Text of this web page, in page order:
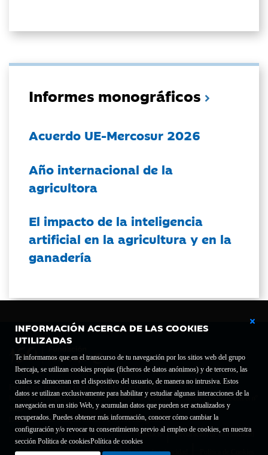
INFORMACIÓN ACERCA DE LAS COOKIES
UTILIZADAS
Te informamos que en el transcurso de tu navegación por los sitios web del grupo
Ibercaja, se utilizan cookies propias (ficheros de datos anónimos) y de terceros, las
cuales se almacenan en el dispositivo del usuario, de manera no intrusiva. Estos
datos se utilizan exclusivamente para habilitar y estudiar algunas interacciones de la
navegación en un sitio Web, y acumulan datos que pueden ser actualizados y
recuperados. Puedes obtener más información, conocer cómo cambiar la
configuración y/o revocar tu consentimiento previo al empleo de cookies, en nuestra
sección Política de cookiesPolítica de cookies
Informes monográficos
Acuerdo UE-Mercosur 2026
Año internacional de la
agricultora
El impacto de la inteligencia
artificial en la agricultura y en la
ganadería
Fundación Bancaria Ibercaja C.I.F. G-50000652.
Inscrita en el Registro de Fundaciones del Mº de Educación, Cultura y Deporte con el nº
1689.
Domicilio social: Joaquín Costa, 13. 50001 Zaragoza.
Contacto
Declaración de accesibilidad
Aviso legal Política de privacidad